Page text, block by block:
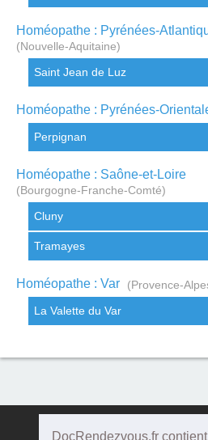
DocRendezvous.fr
Homéopathe : Pyrénées-
(Nouvelle-Aquitaine)
Saint Jean de Luz
Homéopathe : Pyrénées-
Perpignan
Homéopathe : Saône-et-Loire
(Bourgogne-Franche-Comté)
Cluny
Tramayes
Homéopathe : Var
(Provence-
La Valette du Var